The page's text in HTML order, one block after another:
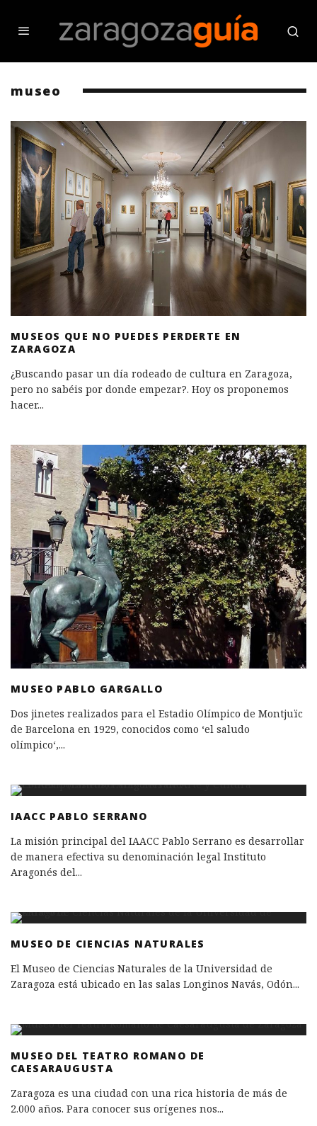
museo
MUSEOS QUE NO PUEDES PERDERTE EN
ZARAGOZA
¿Buscando pasar un día rodeado de cultura en Zaragoza,
pero no sabéis por donde empezar?. Hoy os proponemos
hacer...
MUSEO PABLO GARGALLO
Dos jinetes realizados para el Estadio Olímpico de Montjuïc
de Barcelona en 1929, conocidos como ‘el saludo
olímpico‘,...
IAACC PABLO SERRANO
La misión principal del IAACC Pablo Serrano es desarrollar
de manera efectiva su denominación legal Instituto
Aragonés del...
MUSEO DE CIENCIAS NATURALES
El Museo de Ciencias Naturales de la Universidad de
Zaragoza está ubicado en las salas Longinos Navás, Odón...
MUSEO DEL TEATRO ROMANO DE
CAESARAUGUSTA
Zaragoza es una ciudad con una rica historia de más de
2.000 años. Para conocer sus orígenes nos...